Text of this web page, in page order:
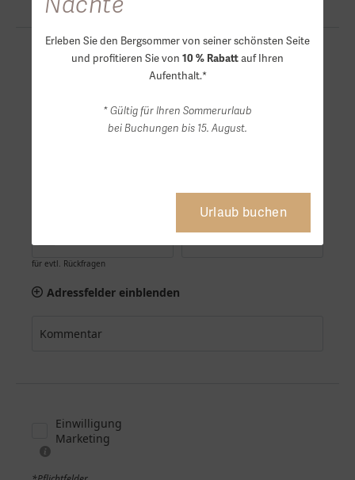
Erleben Sie den Bergsommer von seiner schönsten Seite
und profitieren Sie von 10 % Rabattauf Ihren
Aufenthalt.*
* Gültig für Ihren Sommerurlaub
bei Buchungen bis 15. August.
Urlaub buchen